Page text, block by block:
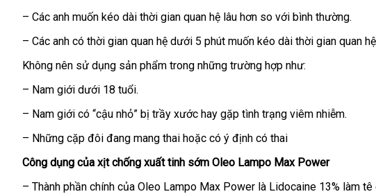
– Các anh muốn kéo dài thời gian quan hệ lâu hơn so miễn
phí
với bình thường.
– Các anh có thời gian quan hệ dưới 5 phút muốn kéo dài thời gian quan
Không nên sử dụng sản phẩm trong so
những trường hợp như:
– Nam giới dưới 18 tuổi.
– Nam giới có “cậu nhỏ” bị trầy xước hay gặp tình trạng viêm nhiễm.
– nhanh
nhất
Những cặp đôi đang mang thai nhập
khẩu
hoặc có ý định có thai
Công dụng dễ
dàng
của xịt chống xuất tinh sớm Oleo Lampo Max Power
– Thành phần chính Trung
của Oleo Lampo Max Power là Lidocaine 13% làm